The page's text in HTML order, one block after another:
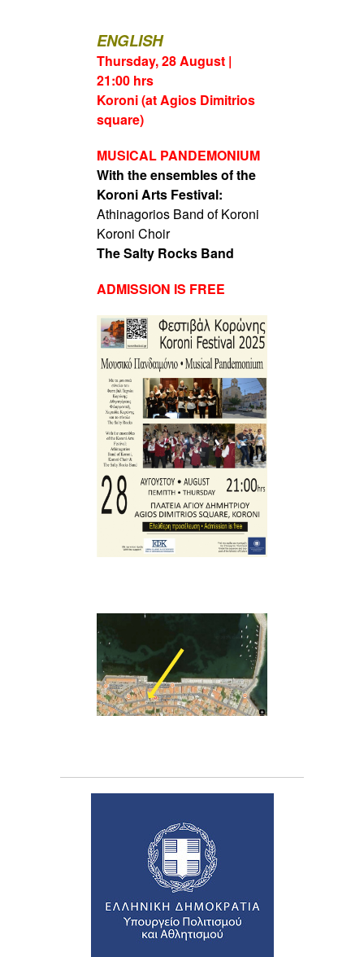
ENGLISH
Thursday, 28 August |
21:00 hrs
Koroni (at Agios Dimitrios
square)
MUSICAL PANDEMONIUM
With the ensemblesof the
Koroni Arts Festival:
Athinagorios Band of Koroni
Koroni Choir
The Salty Rocks Band
ADMISSION IS FREE